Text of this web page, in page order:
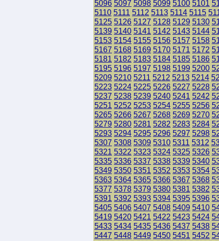
5096 5097 5098 5099 5100 5101
5110 5111 5112 5113 5114 5115
5125 5126 5127 5128 5129 5130
5139 5140 5141 5142 5143 5144
5153 5154 5155 5156 5157 5158
5167 5168 5169 5170 5171 5172
5181 5182 5183 5184 5185 5186
5195 5196 5197 5198 5199 5200
5209 5210 5211 5212 5213 5214
5223 5224 5225 5226 5227 5228
5237 5238 5239 5240 5241 5242
5251 5252 5253 5254 5255 5256
5265 5266 5267 5268 5269 5270
5279 5280 5281 5282 5283 5284
5293 5294 5295 5296 5297 5298
5307 5308 5309 5310 5311 5312
5321 5322 5323 5324 5325 5326
5335 5336 5337 5338 5339 5340
5349 5350 5351 5352 5353 5354
5363 5364 5365 5366 5367 5368
5377 5378 5379 5380 5381 5382
5391 5392 5393 5394 5395 5396
5405 5406 5407 5408 5409 5410
5419 5420 5421 5422 5423 5424
5433 5434 5435 5436 5437 5438
5447 5448 5449 5450 5451 5452